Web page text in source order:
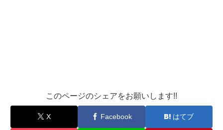
このページのシェアをお願いします!!
X Facebook はてブ